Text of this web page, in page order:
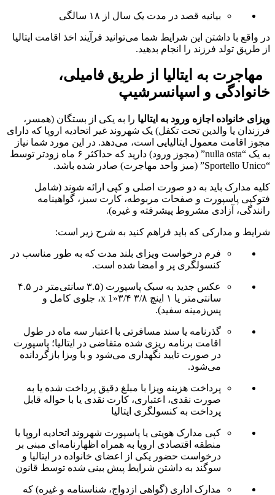
بیانیه قصد در مدت یک سال از ۱۸ سالگی
در واقع با داشتن این شرایط شما می‌توانید فرآیند اخذ اقامت ایتالیا
از طریق تولد فرزند را انجام بدهید.
مهاجرت به ایتالیا از طریق فامیلی،
خانوادگی و اسپانسرشیپ
ویزای خانواده اجازه ورود به ایتالیا را به یکی از بستگان (همسر،
فرزندان یا والدین تحت تکفل) یک شهروند غیر اتحادیه اروپا که دارای
مجوز اقامت معمول ایتالیایی است، می‌دهد. در این مورد شما نیاز
به یک “nulla osta” (مجوز ورود) دارید که حداکثر ۶ ماه زودتر توسط
“Sportello Unico” (میز واحد مهاجرت) صادر شده باشد.
کلیه مدارک باید به دو صورت اصلی و کپی ارائه شوند (شامل
فتوکپی پاسپورت و صفحات مربوطه، کارت سبز، گواهینامه
رانندگی، آزادی مشروط پیشرفته و غیره).
شرایط و مدارکی که باید فراهم کنید به شرح زیر است:
فرم درخواست ویزای بلند مدت که به طور مناسب در
کنسولگری پر و امضا شده است.
عکس جدید به سبک پاسپورت (۳.۵ سانتی‌متر در ۴.۵
سانتی‌متر یا ۱ اینچ ۳/۸ x 1»۳/۴، جلوی کامل و
پس‌زمینه سفید).
گذرنامه یا سند مسافرتی با اعتبار سه ماه در طول
اقامت برنامه ریزی شده متقاضی در ایتالیا؛ پاسپورت
در صورت تایید نگهداری می‌شود و با ویزا بازگردانده
می‌شود.
پرداخت هزینه ویزا با مبلغ دقیق پرداخت شده یا به
صورت نقدی، اعتباری، کارت نقدی یا با حواله قابل
پرداخت به کنسولگری ایتالیا
کپی مدارک هویتی یا پاسپورت شهروند اتحادیه اروپا یا
منطقه اقتصادی اروپا به همراه اظهارنامه‌ای مبنی بر
درخواست حضور یکی از اعضای خانواده در ایتالیا و
سوگند به داشتن شرایط پیش بینی شده توسط قانون
مدارک اداری (گواهی ازدواج، شناسنامه و غیره) که